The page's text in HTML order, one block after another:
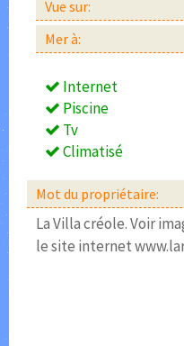
Vue sur:
Mer à:
Internet
Piscine
Tv
Climatisé
Mot du propriétaire:
La Villa créole. Voir
le site internet